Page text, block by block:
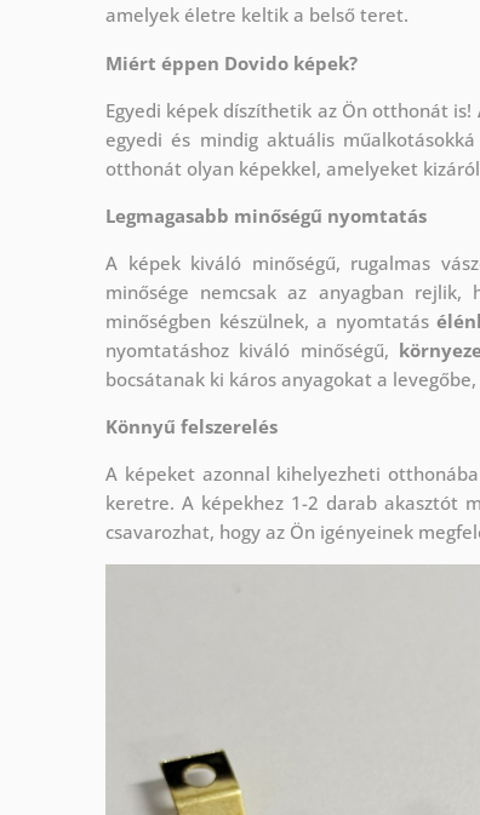
amelyek életre keltik a belső teret.
Miért éppen Dovido képek?
Egyedi képek díszíthetik az Ön otthonát is!
egyedi és mindig aktuális
otthonát olyan képekkel, amelyeket
Legmagasabb minőségű nyomtatás
A képek kiváló minőségű, rugalmas
minősége nemcsak az anyagban
minőségben készülnek, a nyomtatás
nyomtatáshoz kiváló minőségű,
bocsátanak ki káros anyagokat a
Könnyű felszerelés
A képeket azonnal kihelyezheti
keretre. A képekhez 1-2 darab akasztót
csavarozhat, hogy az Ön igényeinek